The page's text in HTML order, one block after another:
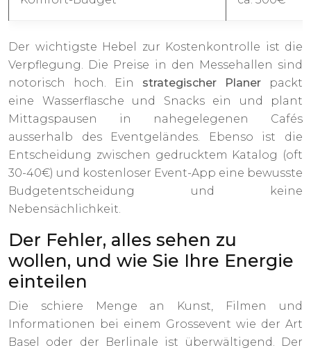
Der wichtigste Hebel zur Kostenkontrolle ist die
Verpflegung. Die Preise in den Messehallen sind
notorisch hoch. Ein strategischer Planer packt
eine Wasserflasche und Snacks ein und plant
Mittagspausen in nahegelegenen Cafés
ausserhalb des Eventgeländes. Ebenso ist die
Entscheidung zwischen gedrucktem Katalog (oft
30-40€) und kostenloser Event-App eine bewusste
Budgetentscheidung und keine
Nebensächlichkeit.
Der Fehler, alles sehen zu
wollen, und wie Sie Ihre Energie
einteilen
Die schiere Menge an Kunst, Filmen und
Informationen bei einem Grossevent wie der Art
Basel oder der Berlinale ist überwältigend. Der